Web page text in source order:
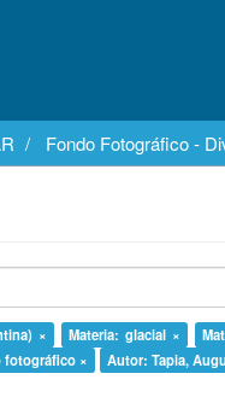
Fondo Fotográfico -
× Materia: glacial ×
fotográfico × Autor: Tapia,